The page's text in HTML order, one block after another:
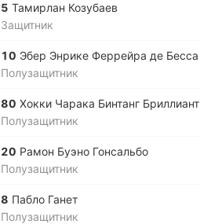
5 Та­ми­рлан Ко­зу­баев
Защитник
10 Эбер Энрике Фе­ррей­ра де Бесса
Полузащитник
80 Хокки Чарака Би­нтанг Бри­ллиант
Полузащитник
20 Рамон Буэно Го­нса­льбо
Полузащитник
8 Пабло Ганет
Полузащитник